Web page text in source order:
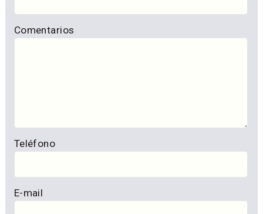
Comentarios
Teléfono
E-mail